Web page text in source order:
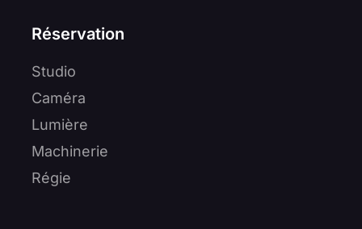
Réservation
Studio
Caméra
Lumière
Machinerie
Régie